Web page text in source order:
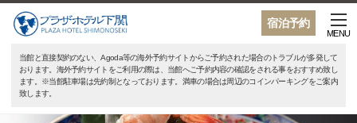
宿泊予約
MENU
当館と直接契約のない、Agoda等の海外予約サイトからご予約された場合のトラブルが多発して
おります。海外予約サイトをご利用の際は、当館へご予約内容の確認をされる事をおすすめ致し
ます。※当館駐車場は先約制となっております。満車の場合は周辺のコインパーキングをご案内
致します。